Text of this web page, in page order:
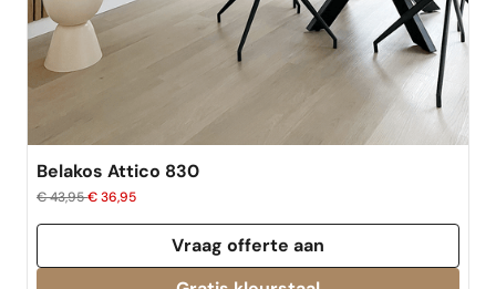
Belakos Attico 830
€ 43,95€ 36,95
Vraag offerte aan